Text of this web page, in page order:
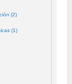
(2)
(1)